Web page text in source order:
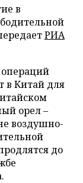
в
РИА
в Китай для
орел –
воздушно-
до